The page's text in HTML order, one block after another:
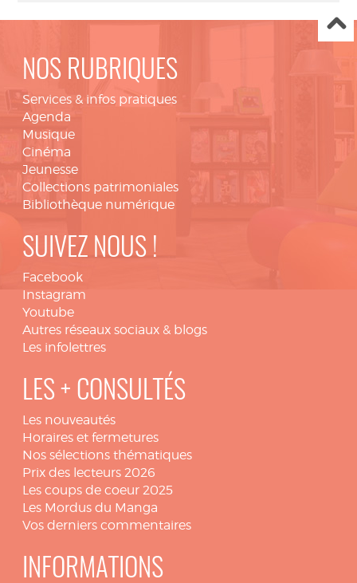
NOS RUBRIQUES
Services & infos pratiques
Agenda
Musique
Cinéma
Jeunesse
Collections patrimoniales
Bibliothèque numérique
SUIVEZ NOUS !
Facebook
Instagram
Youtube
Autres réseaux sociaux & blogs
Les infolettres
LES + CONSULTÉS
Les nouveautés
Horaires et fermetures
Nos sélections thématiques
Prix des lecteurs 2026
Les coups de coeur 2025
Les Mordus du Manga
Vos derniers commentaires
INFORMATIONS